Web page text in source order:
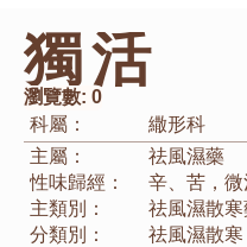
獨活
瀏覽數: 0
科屬：
繖形科
主屬：
祛風濕藥
性味歸經：
辛、苦，微
主類別：
祛風濕散
分類別：
祛風濕散寒